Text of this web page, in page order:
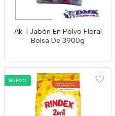
Ak-1 Jabón En Polvo Floral
Bolsa De 3900g
NUEVO